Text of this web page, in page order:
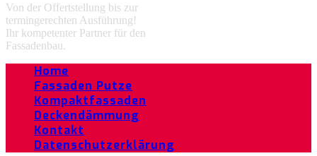
Von der Offertstellung bis zur
termingerechten Ausführung!
Ihr kompetenter Partner für den
Fassadenbau.
Home
Fassaden Putze
Kompaktfassaden
Deckendämmung
Kontakt
Datenschutzerklärung